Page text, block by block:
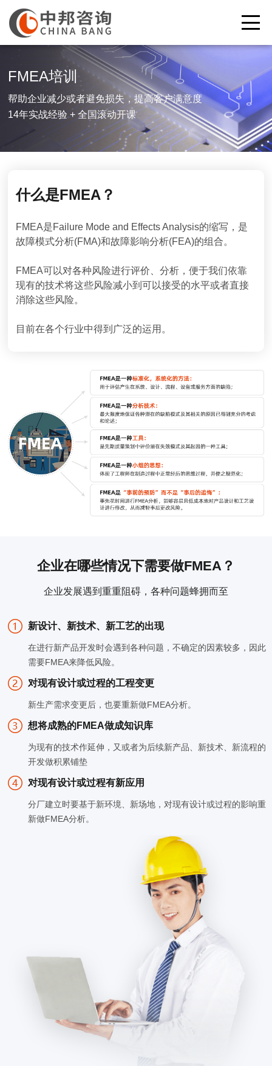
FMEA培训
帮助企业减少或者避免损失，提高客户满意度
14年实战经验 + 全国滚动开课
什么是FMEA？
FMEA是Failure Mode and Effects Analysis的缩写，是
故障模式分析(FMA)和故障影响分析(FEA)的组合。
FMEA可以对各种风险进行评价、分析，便于我们依靠
现有的技术将这些风险减小到可以接受的水平或者直接
消除这些风险。
目前在各个行业中得到广泛的运用。
企业在哪些情况下需要做FMEA？
企业发展遇到重重阻碍，各种问题蜂拥而至
新设计、新技术、新工艺的出现
在进行新产品开发时会遇到各种问题，不确定的因素较多，因此
需要FMEA来降低风险。
对现有设计或过程的工程变更
新生产需求变更后，也要重新做FMEA分析。
想将成熟的FMEA做成知识库
为现有的技术作延伸，又或者为后续新产品、新技术、新流程的
开发做积累铺垫
对现有设计或过程有新应用
分厂建立时要基于新环境、新场地，对现有设计或过程的影响重
新做FMEA分析。